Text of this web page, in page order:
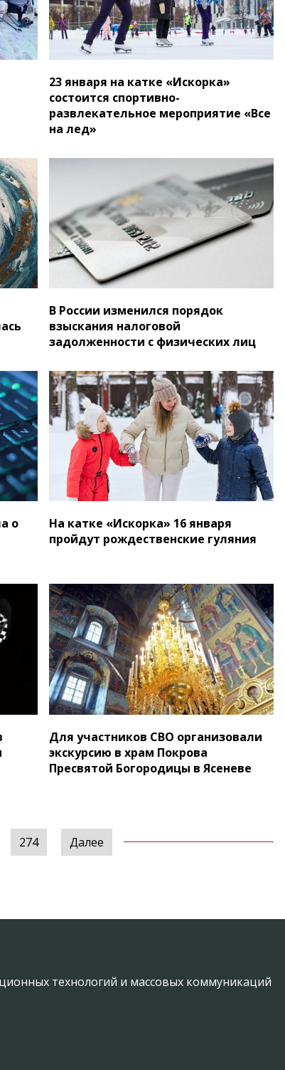
23 января на катке «Искорка»
состоится спортивно-
развлекательное мероприятие «Все
на лед»
В России изменился порядок
взыскания налоговой
задолженности с физических лиц
о
На катке «Искорка» 16 января
пройдут рождественские гуляния
Для участников СВО организовали
экскурсию в храм Покрова
Пресвятой Богородицы в Ясеневе
274 Далее
технологий и массовых коммуникаций